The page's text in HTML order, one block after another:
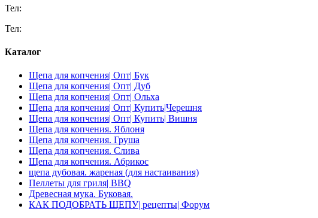
Тел:
Тел:
Каталог
Щепа для копчения| Опт| Бук
Щепа для копчения| Опт| Дуб
Щепа для копчения| Опт| Ольха
Щепа для копчения| Опт| Купить|Черешня
Щепа для копчения| Опт| Купить| Вишня
Щепа для копчения. Яблоня
Щепа для копчения. Груша
Щепа для копчения. Слива
Щепа для копчения. Абрикос
щепа дубовая. жареная (для настаивания)
Пеллеты для гриля| BBQ
Древесная мука. Буковая.
КАК ПОДОБРАТЬ ЩЕПУ| рецепты| Форум